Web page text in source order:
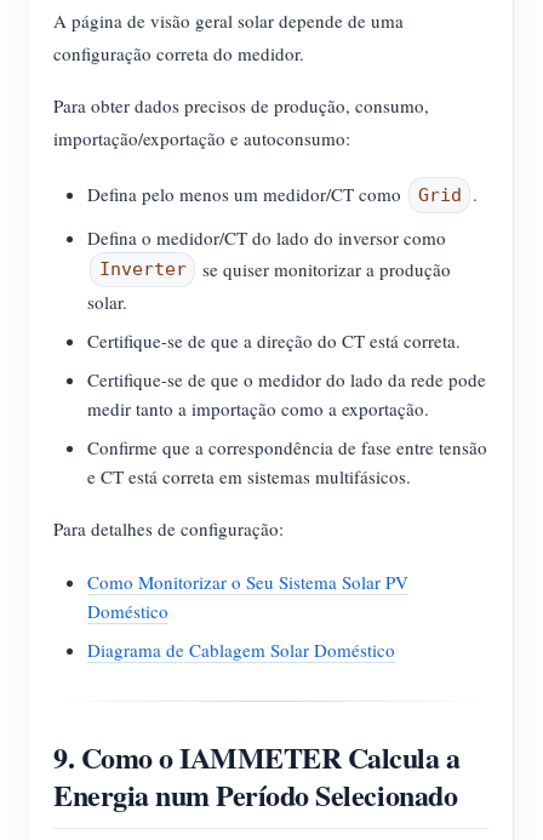
A página de visão geral solar depende de uma
configuração correta do medidor.
Para obter dados precisos de produção, consumo,
importação/exportação e autoconsumo:
Defina pelo menos um medidor/CT como Grid
.
Defina o medidor/CT do lado do inversor como
Inverter
se quiser monitorizar a produção
solar.
Certifique-se de que a direção do CT está correta.
Certifique-se de que o medidor do lado da rede pode
medir tanto a importação como a exportação.
Confirme que a correspondência de fase entre tensão
e CT está correta em sistemas multifásicos.
Para detalhes de configuração:
Como Monitorizar o Seu Sistema Solar PV
Doméstico
Diagrama de Cablagem Solar Doméstico
9. Como o IAMMETER Calcula a
Energia num Período Selecionado